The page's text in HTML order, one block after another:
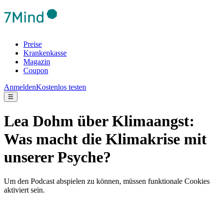
Preise
Krankenkasse
Magazin
Coupon
AnmeldenKostenlos testen
☰
Lea Dohm über Klimaangst:
Was macht die Klimakrise mit
unserer Psyche?
Um den Podcast abspielen zu können, müssen funktionale Cookies
aktiviert sein.